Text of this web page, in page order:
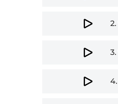
Player
2.
3.
4.